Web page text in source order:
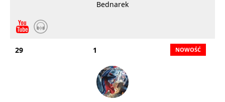
Bednarek
29 1